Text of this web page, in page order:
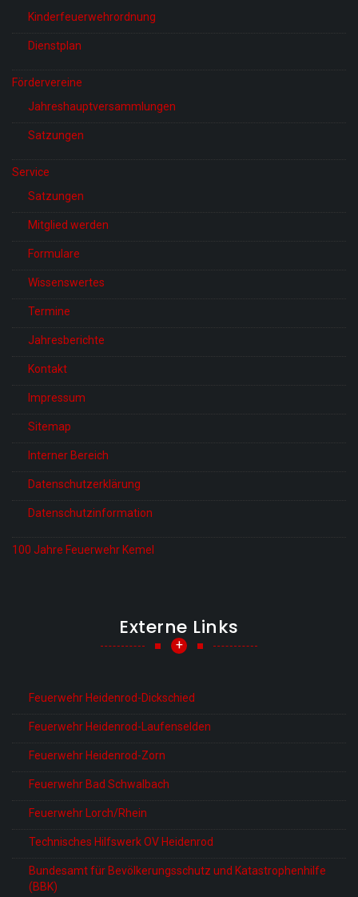
Kinderfeuerwehrordnung
Dienstplan
Fördervereine
Jahreshauptversammlungen
Satzungen
Service
Satzungen
Mitglied werden
Formulare
Wissenswertes
Termine
Jahresberichte
Kontakt
Impressum
Sitemap
Interner Bereich
Datenschutzerklärung
Datenschutzinformation
100 Jahre Feuerwehr Kemel
Externe Links
+
Feuerwehr Heidenrod-Dickschied
Feuerwehr Heidenrod-Laufenselden
Feuerwehr Heidenrod-Zorn
Feuerwehr Bad Schwalbach
Feuerwehr Lorch/Rhein
Technisches Hilfswerk OV Heidenrod
Bundesamt für Bevölkerungsschutz und Katastrophenhilfe
(BBK)